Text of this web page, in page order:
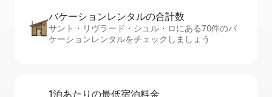
バケーションレ⁠ン⁠タ⁠ル⁠の合⁠計⁠数
サント・リヴラード・シュル・ロにある70件のバ
ケーションレンタルをチェックしましょう
1泊あたりの最⁠低⁠宿⁠泊⁠料⁠金